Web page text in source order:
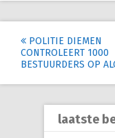
Post
POLITIE DIEMEN
CONTROLEERT 1000
BESTUURDERS OP
laatste